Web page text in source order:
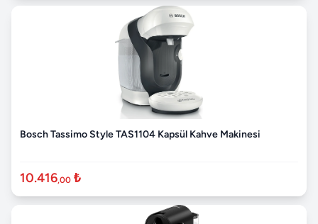
Bosch Tassimo Style TAS1104 Kapsül Kahve Makinesi
10.416,00 ₺